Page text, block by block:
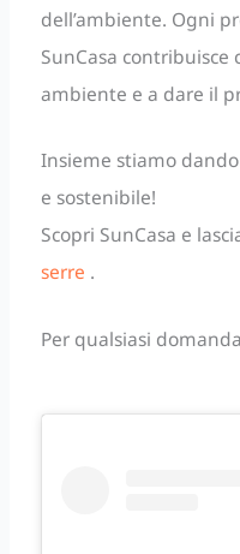
dell’ambiente. Ogni
SunCasa
ambiente e a dare il
Insieme stiamo
e sostenibile!
Scopri SunCasa e
serre .
Per qualsiasi